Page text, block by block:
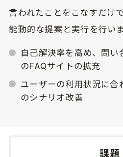
言われたことをこなすだけ
能動的な提案と実行を行い
自己解決率を高め、問い
のFAQサイトの拡充
ユーザーの利用状況に合
のシナリオ改善
課題